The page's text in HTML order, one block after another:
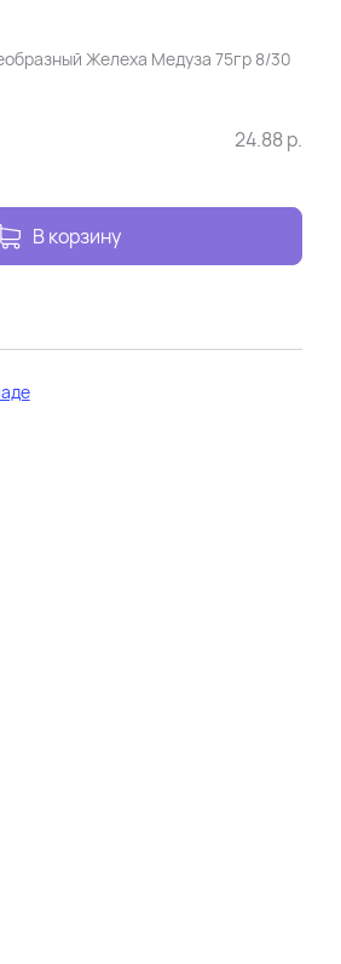
Желеха Медуза 75гр 8/30
24.88р.
В корзину